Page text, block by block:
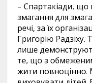
– Спартакіади,
змагання для
речі, за їх
Григорію Радзіху.
лише
те, що з
жити повноцінно.